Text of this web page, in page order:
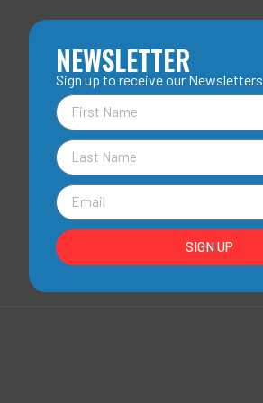
NEWSLETTER
Sign up to receive our Newsletters
SIGN UP